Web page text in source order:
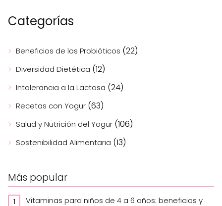
Categorías
Beneficios de los Probióticos (22)
Diversidad Dietética (12)
Intolerancia a la Lactosa (24)
Recetas con Yogur (63)
Salud y Nutrición del Yogur (106)
Sostenibilidad Alimentaria (13)
Más popular
Vitaminas para niños de 4 a 6 años: beneficios y